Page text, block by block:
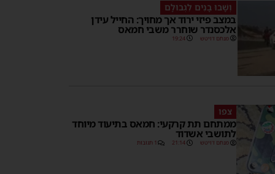
וְשָׁבוּ בָנִים לִגְבוּלָם
במצב פיזי ירוד אך מחויך: החייל עידן
אלכסנדר שוחרר משבי חמאס
מנחם דויטש 19:24
צפו
ממתחם תת קרקעי: חמאס בתיעוד מיוחד
לתושבי אשדוד
מנחם דויטש 21:14 1 תגובות